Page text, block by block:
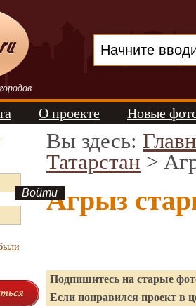
О проекте Новые
Вы здесь:
Татарстан >
Агрыз
Подпишитесь на старые
Если понравился проект в